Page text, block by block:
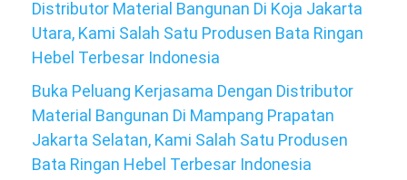
Distributor Material Bangunan Di Koja Jakarta
Utara, Kami Salah Satu Produsen Bata Ringan
Hebel Terbesar Indonesia
Buka Peluang Kerjasama Dengan Distributor
Material Bangunan Di Mampang Prapatan
Jakarta Selatan, Kami Salah Satu Produsen
Bata Ringan Hebel Terbesar Indonesia